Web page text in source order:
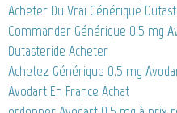
Acheter Du Vrai Générique
Commander Générique 0.5 mg
Dutasteride Acheter
Achetez Générique 0.5 mg
Avodart En France Achat